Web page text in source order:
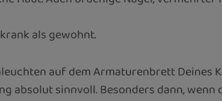
als gewohnt.
auf dem Armaturenbrett Deines
absolut sinnvoll. Besonders dann, wenn